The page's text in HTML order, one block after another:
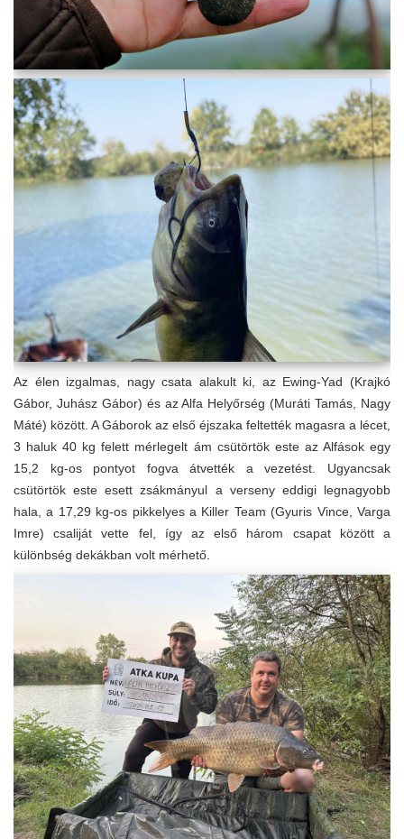
Az élen izgalmas, nagy csata alakult ki, az Ewing-Yad (Krajkó
Gábor, Juhász Gábor) és az Alfa Helyőrség (Muráti Tamás, Nagy
Máté) között. A Gáborok az első éjszaka feltették magasra a lécet,
3 haluk 40 kg felett mérlegelt ám csütörtök este az Alfások egy
15,2 kg-os pontyot fogva átvették a vezetést. Ugyancsak
csütörtök este esett zsákmányul a verseny eddigi legnagyobb
hala, a 17,29 kg-os pikkelyes a Killer Team (Gyuris Vince, Varga
Imre) csaliját vette fel, így az első három csapat között a
különbség dekákban volt mérhető.